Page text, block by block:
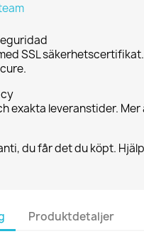
SSL
exakta leveranstider. Mer
du får det du köpt.
Produktdetaljer